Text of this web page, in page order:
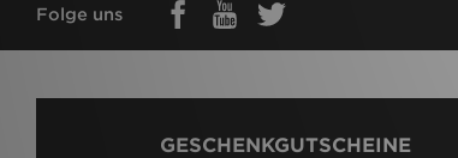
Folge uns
GESCHENKGUTSCHEINE